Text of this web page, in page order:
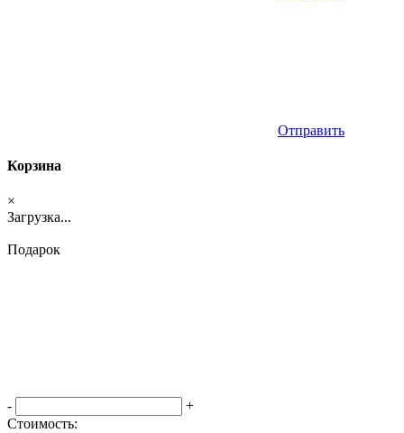
Отправить
Корзина
×
Загрузка...
Подарок
-
+
Стоимость: